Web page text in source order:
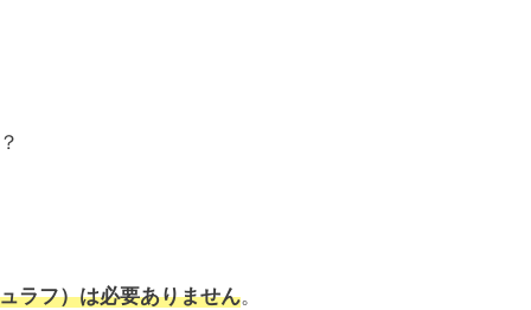
ラフ）は必要ありません。